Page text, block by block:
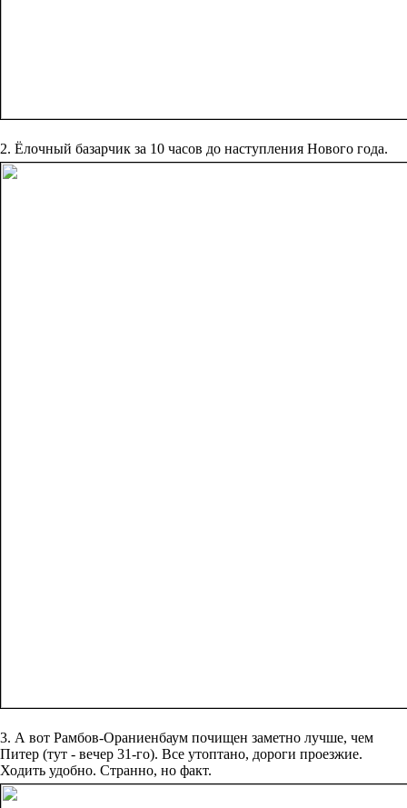
2. Ёлочный базарчик за 10 часов до наступления Нового года.
3. А вот Рамбов-Ораниенбаум почищен заметно лучше, чем
Питер (тут - вечер 31-го). Все утоптано, дороги проезжие.
Ходить удобно. Странно, но факт.